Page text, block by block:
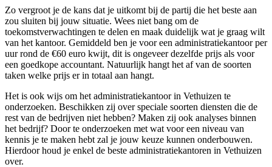
Zo vergroot je de kans dat je uitkomt bij de partij die het beste aan
zou sluiten bij jouw situatie. Wees niet bang om de
toekomstverwachtingen te delen en maak duidelijk wat je graag wilt
van het kantoor. Gemiddeld ben je voor een administratiekantoor per
uur rond de €60 euro kwijt, dit is ongeveer dezelfde prijs als voor
een goedkope accountant. Natuurlijk hangt het af van de soorten
taken welke prijs er in totaal aan hangt.
Het is ook wijs om het administratiekantoor in Vethuizen te
onderzoeken. Beschikken zij over speciale soorten diensten die de
rest van de bedrijven niet hebben? Maken zij ook analyses binnen
het bedrijf? Door te onderzoeken met wat voor een niveau van
kennis je te maken hebt zal je jouw keuze kunnen onderbouwen.
Hierdoor houd je enkel de beste administratiekantoren in Vethuizen
over.